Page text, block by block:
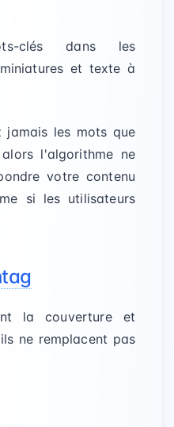
clés dans les
et texte à
jamais les mots que
l'algorithme ne
votre contenu
si les utilisateurs
la couverture et
ne remplacent pas